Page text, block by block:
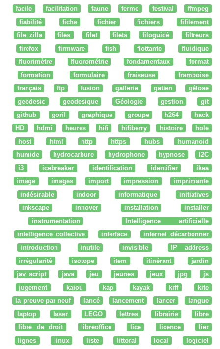
facile facilitation faune ferme festival
ffmpeg
fiabilité
fiche fichier fichiers
fifilement
file zilla
files filet filets filoguidé
filtreurs
firefox
firmware fish flottante
fluidique
fluorimètre
fluorométrie fondamentaux
format
formation
formulaire fraiseuse
framboise
français
ftp fusion gallerie gatien
gélose
geodesic
geodesique Géologie gestion
git
github
goril graphique groupe h264
hack
HD
hdmi heures hifi hifiberry histoire
hole
host
html http https hubs
humanoid
humide
hydrocarbure hydrophone hypnose
I2C
i3
icebreaker identification identifier
ikea
image
images import impression
imprimante
indésirable
indoor informatique
initiatives
inkscape
innover installation
installer
instrumentation
Intelligence artificielle
intelligence collective
interface
internet décarbonner
introduction
inutile invisible
IP address
irrégularité
isotope item itinérant
jardin
jav script
java jeu jeunes jeux jpg
js
jugement
kaiou kap kayak kiff
kite
la preuve par neuf
lancé lancement lancer
langue
laptop
laser LEGO lettres librairie
libre
libre de droit
libreoffice lice licence
lier
lignes
linux liste littoral local
logiciel